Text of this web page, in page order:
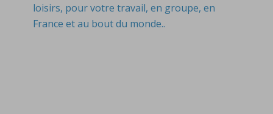
loisirs, pour votre travail, en groupe, en
France et au bout du monde..